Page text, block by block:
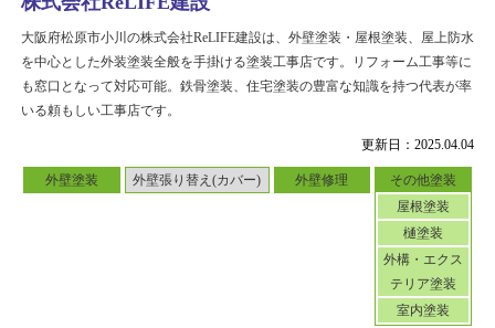
更新日：2025.04.04
外壁塗装 外壁張り替え(カバー) 外壁修理
その他塗装
屋根塗装
樋塗装
外構・エクス
テリア塗装
室内塗装
大阪府松原市小川の株式会社ReLIFE建設は、外壁塗装・屋根塗装、屋上防水
を中心とした外装塗装全般を手掛ける塗装工事店です。リフォーム工事等に
も窓口となって対応可能。鉄骨塗装、住宅塗装の豊富な知識を持つ代表が率
いる頼もしい工事店です。